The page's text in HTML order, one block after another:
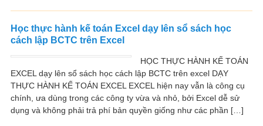
Học thực hành kế toán Excel dạy lên sổ sách học
cách lập BCTC trên Excel
HỌC THỰC HÀNH KẾ TOÁN
EXCEL dạy lên sổ sách học cách lập BCTC trên excel DẠY
THỰC HÀNH KẾ TOÁN EXCEL EXCEL hiện nay vẫn là công cụ
chính, ưa dùng trong các công ty vừa và nhỏ, bởi Excel dễ sử
dụng và không phải trả phí bản quyền giống như các phần […]